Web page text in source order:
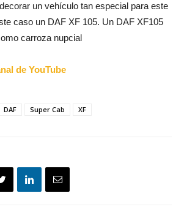
un vehículo tan especial para este
caso un DAF XF 105. Un DAF XF105
carroza nupcial
de YouTube
DAF Super Cab XF